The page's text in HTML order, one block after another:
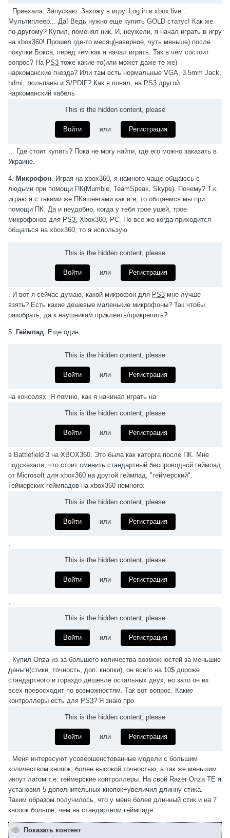
. Приехала. Запускаю. Захожу в игру. Log in в xbox live...
Мультиплеер... Да! Ведь нужно еще купить GOLD статус! Как же
по-другому? Купил, поменял ник. И, неужели, я начал играть в игру
на xbox360! Прошел где-то месяц(наверное, чуть меньше) после
покупки Бокса, перед тем как я начал играть. Так в чем состоит
вопрос? На PS3 тоже какие-то(или может даже те же)
наркоманские гнезда? Или там есть нормальные VGA, 3.5mm Jack,
hdmi, тюльпаны и S/PDIF? Как я понял, на PS3 другой
наркоманский кабель
This is the hidden content, please
Войти или Регистрация
... Где стоит купить? Пока не могу найти, где его можно заказать в
Украине.
4. Микрофон. Играя на xbox360, я намного чаще общаюсь с
людьми при помощи ПК(Mumble, TeamSpeak, Skype). Почему? Т.к.
играю я с такими же ПКашнегами как и я, то общаемся мы при
помощи ПК. Да и неудобно, когда у тебя трое ушей, трое
микрофонов для PS3, Xbox360, PC. Но все же когда приходится
общаться на xbox360, то я использую
This is the hidden content, please
Войти или Регистрация
. И вот я сейчас думаю, какой микрофон для PS3 мне лучше
взять? Есть какие дешевые маленькие микрофоны? Так чтобы
разобрать, да к наушникам приклеить/прикрепить?
5. Геймпад. Еще один
This is the hidden content, please
Войти или Регистрация
на консолях. Я помню, как я начинал играть на
This is the hidden content, please
Войти или Регистрация
в Battlefield 3 на XBOX360. Это была как каторга после ПК. Мне
подсказали, что стоит сменить стандартный беспроводной геймпад
от Microsoft для xbox360 на другой геймпад, "геймерский".
Геймерских геймпадов на xbox360 немного:
This is the hidden content, please
Войти или Регистрация
,
This is the hidden content, please
Войти или Регистрация
,
This is the hidden content, please
Войти или Регистрация
. Купил Onza из-за большего количества возможностей за меньшие
деньги(стики, точность, доп. кнопки), он всего на 10$ дороже
стандартного и гораздо дешевле остальных двух, но зато он их
всех превосходит по возможностям. Так вот вопрос. Какие
контроллеры есть для PS3? Я знаю про
This is the hidden content, please
Войти или Регистрация
. Меня интересуют усовершенстованные модели с большим
количеством кнопок, более высокой точностью, а так же меньшим
инпут лагом т.е. геймерские контроллеры. На свой Razer Onza TE я
установил 5 дополнительных кнопок+увеличил длинну стика.
Таким образом получилось, что у меня более длинный стик и на 7
кнопок больше, чем на стандартном геймпаде:
Показать контент